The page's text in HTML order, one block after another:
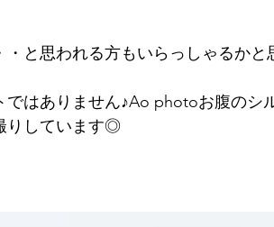
と思われる方もいらっしゃるかと
はありません♪Ao photoお腹のシ
りしています◎